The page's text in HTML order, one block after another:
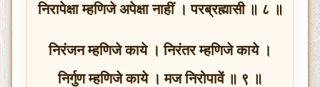
निरापेक्षा म्हणिजे अपेक्षा नाहीं । परब्रह्मासी ॥ ८ ॥
निरंजन म्हणिजे काये । निरंतर म्हणिजे काये ।
निर्गुण म्हणिजे काये । मज निरोपावें ॥ ९ ॥